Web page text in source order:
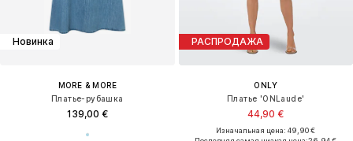
Новинка
MORE & MORE
Платье-рубашка
139,00 €
РАСПРОДАЖА
ONLY
Платье 'ONLaude'
44,90 €
Изначальная цена: 49,90 €